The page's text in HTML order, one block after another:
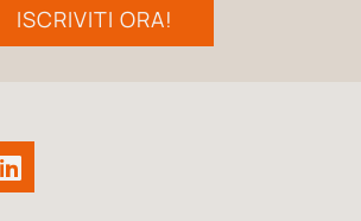
ISCRIVITI ORA!